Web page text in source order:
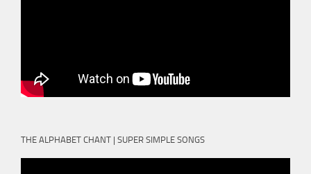
THE ALPHABET CHANT | SUPER SIMPLE SONGS